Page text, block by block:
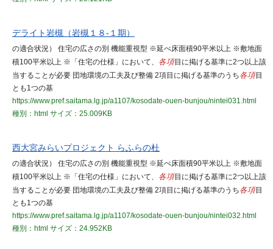
デライト岩槻（岩槻１８-１期）
の適合状況） 住宅の広さの別 機能重視型 ※延べ床面積90平米以上 ※敷地面
積100平米以上 ※「住宅の仕様」において、 各項目に掲げる基準に2つ以上該
当することが必要 団地環境の工夫及び整備 2項目に掲げる基準のうち各項目
とも1つの基
https://www.pref.saitama.lg.jp/a1107/kosodate-ouen-bunjou/nintei031.html
種別：html サイズ：25.009KB
西大宮みらいプロジェクト らふらの杜
の適合状況） 住宅の広さの別 機能重視型 ※延べ床面積90平米以上 ※敷地面
積100平米以上 ※「住宅の仕様」において、 各項目に掲げる基準に2つ以上該
当することが必要 団地環境の工夫及び整備 2項目に掲げる基準のうち各項目
とも1つの基
https://www.pref.saitama.lg.jp/a1107/kosodate-ouen-bunjou/nintei032.html
種別：html サイズ：24.952KB